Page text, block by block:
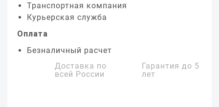
Транспортная компания
Курьерская служба
Оплата
Безналичный расчет
Доставка по
всей России
Гарантия до 5
лет